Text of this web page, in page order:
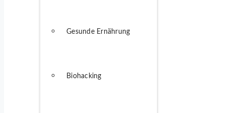
Gesunde Ernährung
Biohacking